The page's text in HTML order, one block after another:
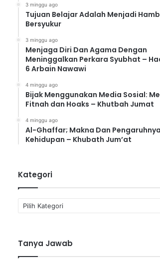
3 minggu ago
Tujuan Belajar Adalah Menjadi
Bersyukur
3 minggu ago
Menjaga Diri Dan Agama Dengan
Meninggalkan Perkara Syubhat –
6 Arbain Nawawi
4 minggu ago
Bijak Menggunakan Media Sosial:
Fitnah dan Hoaks – Khutbah Jumat
4 minggu ago
Al-Ghaffar; Makna Dan
Kehidupan – Khubath Jum’at
Kategori
a
g
o
Tanya Jawab